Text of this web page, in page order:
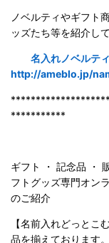
ノベルティやギフト
ッズたち等を紹介し
名入れノベルテ
http://ameblo.jp/
***********
ギフト ・ 記念品 ・
フトグッズ専門オ
のご紹介
【名前入れどっとこ
品を揃えておりま